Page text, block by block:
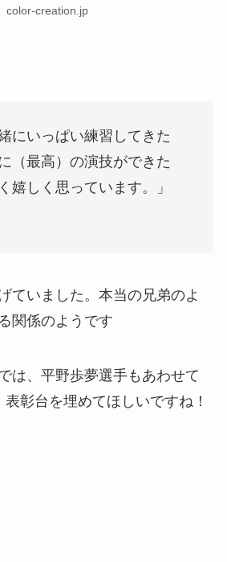
color-creation.jp
にいっぱい練習してきた
（最高）の演技ができた
嬉しく思っています。」
ていました。本当の兄弟のよ
関係のようです
は、平野歩夢選手もあわせて
表彰台を埋めてほしいですね！